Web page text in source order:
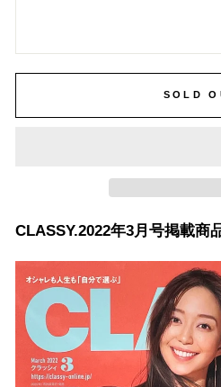
SOLD
CLASSY.2022年3月号掲載商